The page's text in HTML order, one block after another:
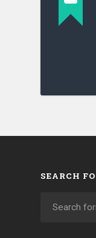
SEARCH